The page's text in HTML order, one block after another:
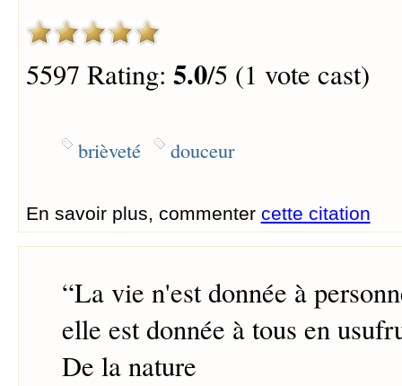
5597 Rating: 5.0/5 (1 vote cast)
brièveté douceur
En savoir plus, commenter cette citation
“La vie n'est donnée à
elle est donnée à tous en
De la nature